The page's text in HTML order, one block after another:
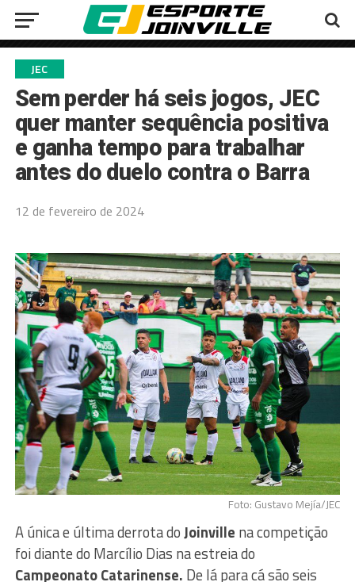
JEC
Sem perder há seis jogos, JEC
quer manter sequência positiva
e ganha tempo para trabalhar
antes do duelo contra o Barra
12 de fevereiro de 2024
Foto: Gustavo Mejía/JEC
A única e última derrota doJoinville na competição
foi diante do Marcílio Dias na estreia do
Campeonato Catarinense. De lá para cá são seis